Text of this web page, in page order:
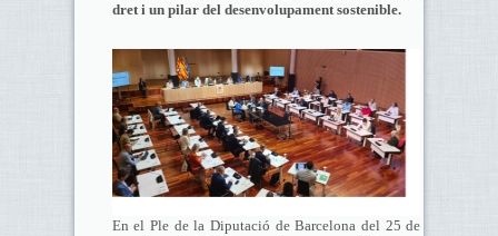
dret i un pilar del desenvolupament sostenible.
En el Ple de la Diputació de Barcelona del 25 de